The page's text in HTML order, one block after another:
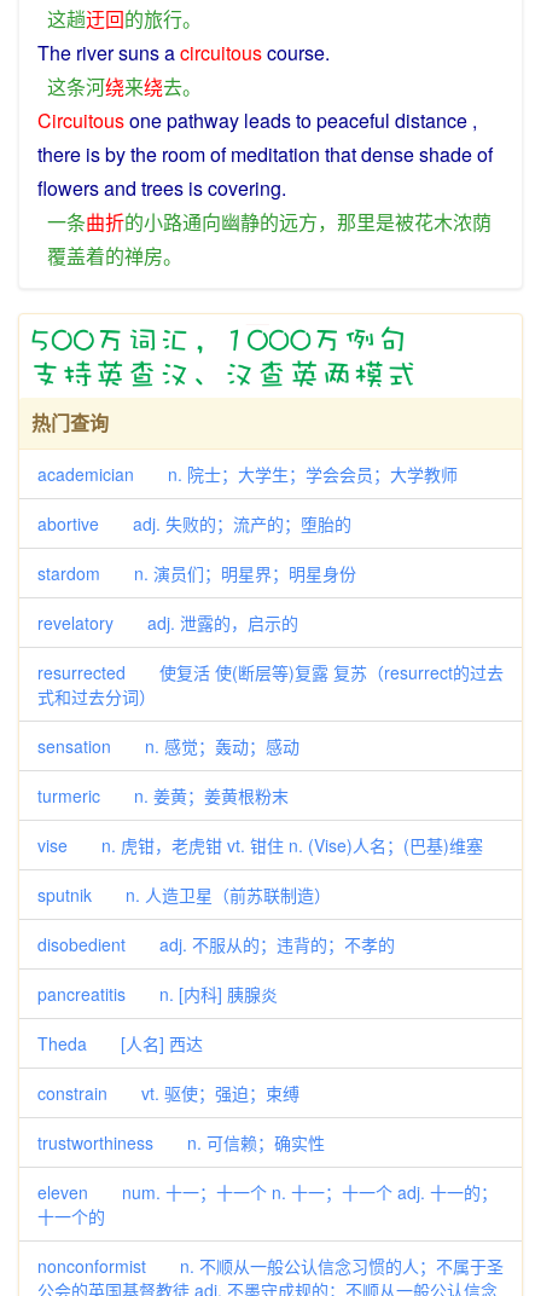
这趟迂回的旅行。
The riversunsacircuitouscourse.
这条河绕来绕去。
Circuitousonepathway leadstopeaceful distance ,
there isby the roomofmeditation that denseshadeof
flowersand trees iscovering.
一条曲折的小路通向幽静的远方， 那里是被花木浓荫
覆盖着的禅房。
热门查询
academician n. 院士；大学生；学会会员；大学教师
abortive adj. 失败的；流产的；堕胎的
stardom n. 演员们；明星界；明星身份
revelatory adj. 泄露的，启示的
resurrected 使复活 使(断层等)复露 复苏（resurrect的过去
式和过去分词）
sensation n. 感觉；轰动；感动
turmeric n. 姜黄；姜黄根粉末
vise n. 虎钳，老虎钳 vt. 钳住 n. (Vise)人名；(巴基)维塞
sputnik n. 人造卫星（前苏联制造）
disobedient adj. 不服从的；违背的；不孝的
pancreatitis n. [内科] 胰腺炎
Theda [人名] 西达
constrain vt. 驱使；强迫；束缚
trustworthiness n. 可信赖；确实性
eleven num. 十一；十一个 n. 十一；十一个 adj. 十一的；
十一个的
nonconformist n. 不顺从一般公认信念习惯的人；不属于圣
公会的英国基督教徒 adj. 不墨守成规的；不顺从一般公认信念